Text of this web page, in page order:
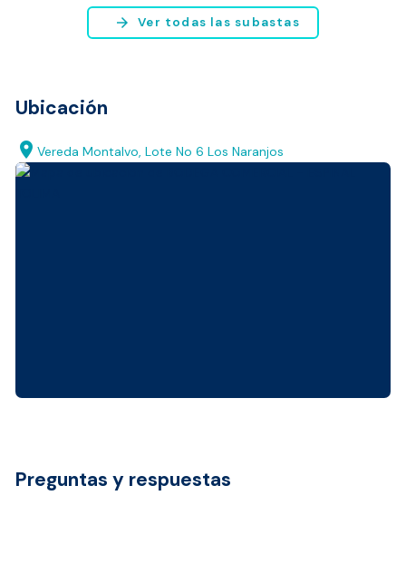
arrow_forward Ver todas las subastas
Ubicación
location_on Vereda Montalvo, Lote No 6 Los Naranjos
Preguntas y respuestas